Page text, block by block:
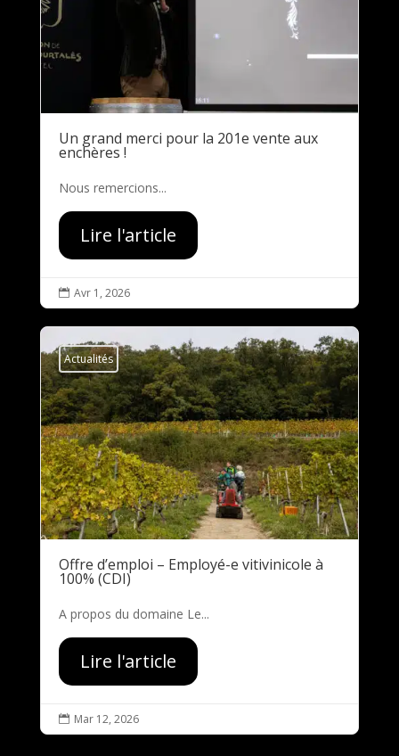
Un grand merci pour la 201e vente aux
enchères !
Nous remercions...
Lire l'article
 Avr 1, 2026
Actualités
Offre d’emploi – Employé-e vitivinicole à
100% (CDI)
A propos du domaine Le...
Lire l'article
 Mar 12, 2026